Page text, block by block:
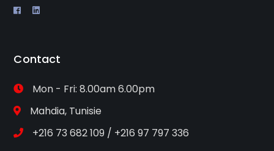
Contact
Mon - Fri: 8.00am 6.00pm
Mahdia, Tunisie
+216 73 682 109 / +216 97 797 336